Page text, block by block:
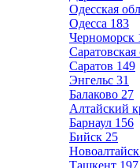
Одесская
Одесса 183
Черноморск
Саратовская
Саратов 149
Энгельс 31
Балаково 27
Алтайский
Барнаул 156
Бийск 25
Новоалтайск
Ташкент 197